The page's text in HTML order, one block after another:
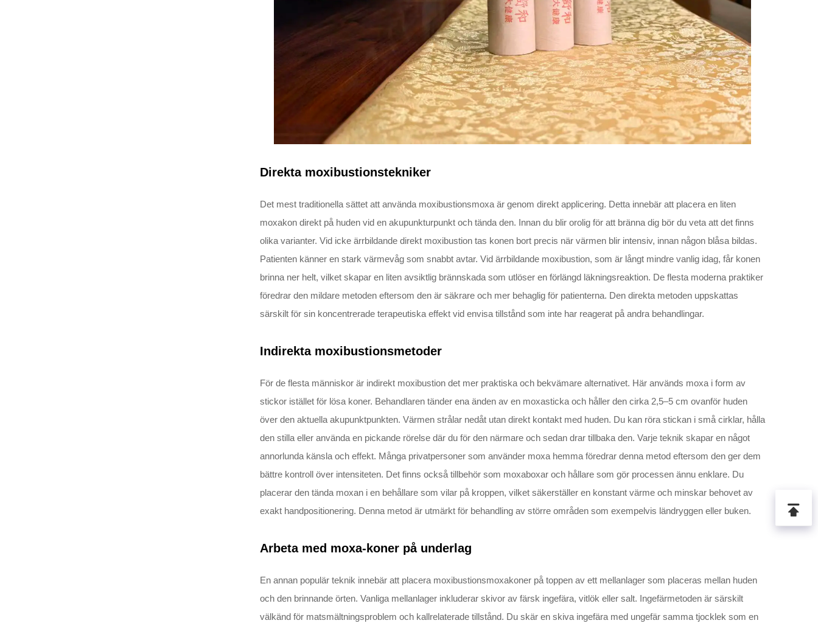
Direkta moxibustionstekniker
Det mest traditionella sättet att använda moxibustionsmoxa är genom direkt applicering. Detta innebär att placera en liten
moxakon direkt på huden vid en akupunkturpunkt och tända den. Innan du blir orolig för att bränna dig bör du veta att det finns
olika varianter. Vid icke ärrbildande direkt moxibustion tas konen bort precis när värmen blir intensiv, innan någon blåsa bildas.
Patienten känner en stark värmevåg som snabbt avtar. Vid ärrbildande moxibustion, som är långt mindre vanlig idag, får konen
brinna ner helt, vilket skapar en liten avsiktlig brännskada som utlöser en förlängd läkningsreaktion. De flesta moderna praktiker
föredrar den mildare metoden eftersom den är säkrare och mer behaglig för patienterna. Den direkta metoden uppskattas
särskilt för sin koncentrerade terapeutiska effekt vid envisa tillstånd som inte har reagerat på andra behandlingar.
Indirekta moxibustionsmetoder
För de flesta människor är indirekt moxibustion det mer praktiska och bekvämare alternativet. Här används moxa i form av
stickor istället för lösa koner. Behandlaren tänder ena änden av en moxasticka och håller den cirka 2,5–5 cm ovanför huden
över den aktuella akupunktpunkten. Värmen strålar nedåt utan direkt kontakt med huden. Du kan röra stickan i små cirklar, hålla
den stilla eller använda en pickande rörelse där du för den närmare och sedan drar tillbaka den. Varje teknik skapar en något
annorlunda känsla och effekt. Många privatpersoner som använder moxa hemma föredrar denna metod eftersom den ger dem
bättre kontroll över intensiteten. Det finns också tillbehör som moxaboxar och hållare som gör processen ännu enklare. Du
placerar den tända moxan i en behållare som vilar på kroppen, vilket säkerställer en konstant värme och minskar behovet av
exakt handpositionering. Denna metod är utmärkt för behandling av större områden som exempelvis ländryggen eller buken.
Arbeta med moxa-koner på underlag
En annan populär teknik innebär att placera moxibustionsmoxakoner på toppen av ett mellanlager som placeras mellan huden
och den brinnande örten. Vanliga mellanlager inkluderar skivor av färsk ingefära, vitlök eller salt. Ingefärmetoden är särskilt
välkänd för matsmältningsproblem och kallrelaterade tillstånd. Du skär en skiva ingefära med ungefär samma tjocklek som en